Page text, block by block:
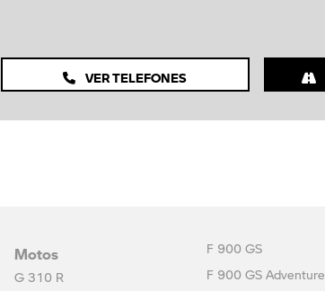
VER TELEFONES
Motos
G 310 R
F 900 GS
F 900 GS Adventure